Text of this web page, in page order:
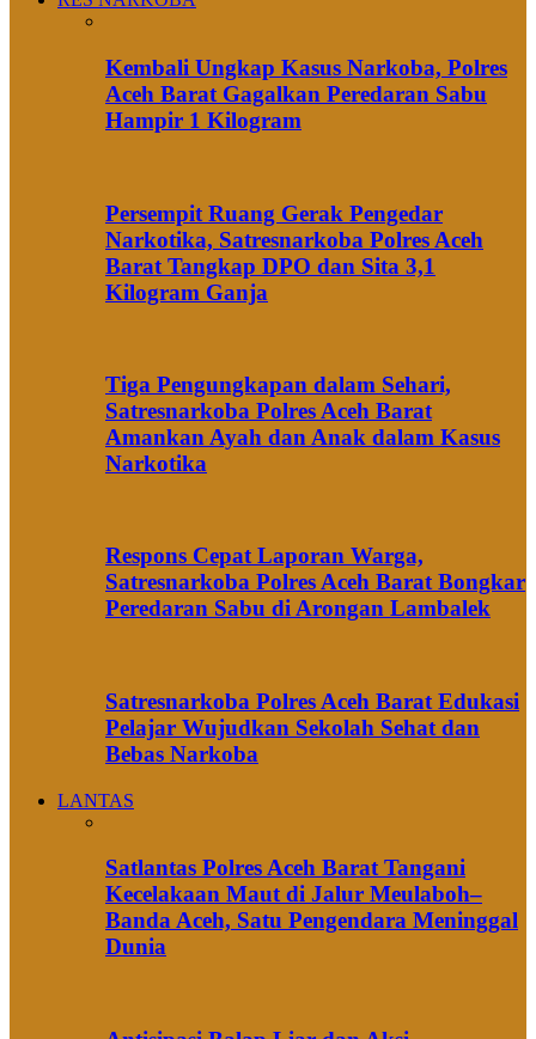
Kembali Ungkap Kasus Narkoba, Polres
Aceh Barat Gagalkan Peredaran Sabu
Hampir 1 Kilogram
Persempit Ruang Gerak Pengedar
Narkotika, Satresnarkoba Polres Aceh
Barat Tangkap DPO dan Sita 3,1
Kilogram Ganja
Tiga Pengungkapan dalam Sehari,
Satresnarkoba Polres Aceh Barat
Amankan Ayah dan Anak dalam Kasus
Narkotika
Respons Cepat Laporan Warga,
Satresnarkoba Polres Aceh Barat Bongkar
Peredaran Sabu di Arongan Lambalek
Satresnarkoba Polres Aceh Barat Edukasi
Pelajar Wujudkan Sekolah Sehat dan
Bebas Narkoba
LANTAS
Satlantas Polres Aceh Barat Tangani
Kecelakaan Maut di Jalur Meulaboh–
Banda Aceh, Satu Pengendara Meninggal
Dunia